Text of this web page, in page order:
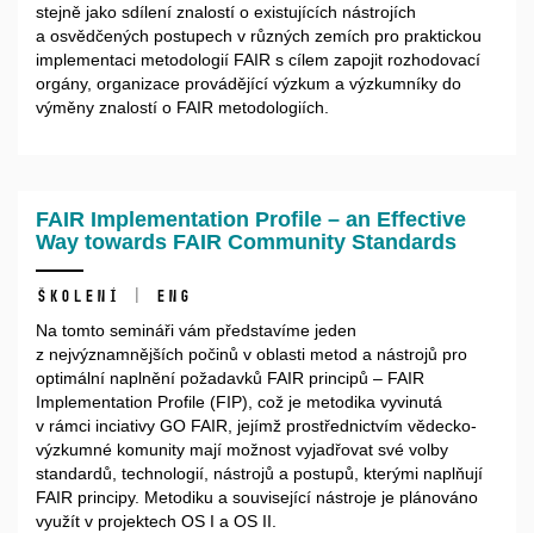
stejně jako sdílení znalostí o existujících nástrojích
a osvědčených postupech v různých zemích pro praktickou
implementaci metodologií FAIR s cílem zapojit rozhodovací
orgány, organizace provádějící výzkum a výzkumníky do
výměny znalostí o FAIR metodologiích.
FAIR Implementation Profile – an Effective
Way towards FAIR Community Standards
Školení | ENG
Na tomto semináři vám představíme jeden
z nejvýznamnějších počinů v oblasti metod a nástrojů pro
optimální naplnění požadavků FAIR principů – FAIR
Implementation Profile (FIP), což je metodika vyvinutá
v rámci inciativy GO FAIR, jejímž prostřednictvím vědecko-
výzkumné komunity mají možnost vyjadřovat své volby
standardů, technologií, nástrojů a postupů, kterými naplňují
FAIR principy. Metodiku a související nástroje je plánováno
využít v projektech OS I a OS II.